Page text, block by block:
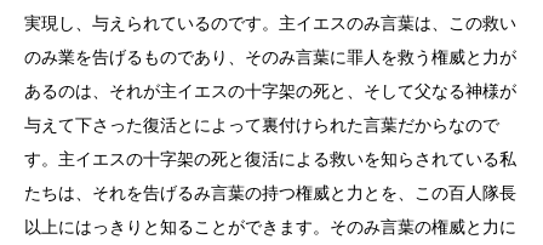
実現し、与えられているのです。主イエスのみ言葉は、この救い
のみ業を告げるものであり、そのみ言葉に罪人を救う権威と力が
あるのは、それが主イエスの十字架の死と、そして父なる神様が
与えて下さった復活とによって裏付けられた言葉だからなので
す。主イエスの十字架の死と復活による救いを知らされている私
たちは、それを告げるみ言葉の持つ権威と力とを、この百人隊長
以上にはっきりと知ることができます。そのみ言葉の権威と力に